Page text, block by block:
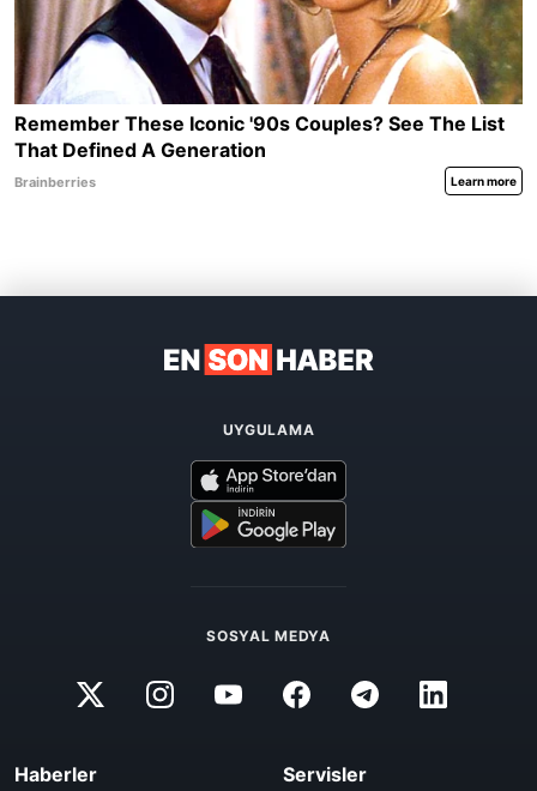
UYGULAMA
SOSYAL MEDYA
Haberler Servisler